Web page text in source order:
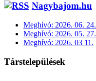
Nagybajom.hu
Meghívó: 2026. 06. 24.
Meghívó: 2026. 05. 27.
Meghívó: 2026. 03 11.
Társtelepülések